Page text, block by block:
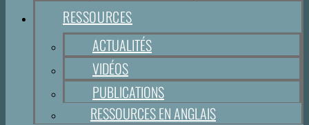
RESSOURCES
ACTUALITÉS
VIDÉOS
PUBLICATIONS
RESSOURCES EN ANGLAIS